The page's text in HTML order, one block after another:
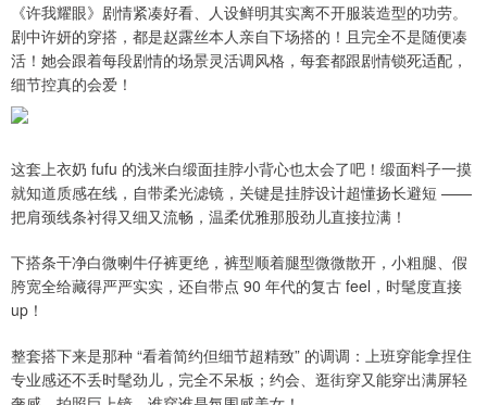
《许我耀眼》剧情紧凑好看、人设鲜明其实离不开服装造型的功劳。
剧中许妍的穿搭，都是赵露丝本人亲自下场搭的！且完全不是随便凑
活！她会跟着每段剧情的场景灵活调风格，每套都跟剧情锁死适配，
细节控真的会爱！
这套上衣奶 fufu 的浅米白缎面挂脖小背心也太会了吧！缎面料子一摸
就知道质感在线，自带柔光滤镜，关键是挂脖设计超懂扬长避短 ——
把肩颈线条衬得又细又流畅，温柔优雅那股劲儿直接拉满！
下搭条干净白微喇牛仔裤更绝，裤型顺着腿型微微散开，小粗腿、假
胯宽全给藏得严严实实，还自带点 90 年代的复古 feel，时髦度直接
up！
整套搭下来是那种 “看着简约但细节超精致” 的调调：上班穿能拿捏住
专业感还不丢时髦劲儿，完全不呆板；约会、逛街穿又能穿出满屏轻